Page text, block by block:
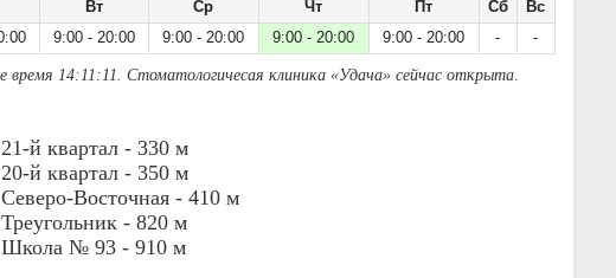
Вт Ср Чт Пт Сб
Вс
9:00 - 20:00 9:00 - 20:00 9:00 - 20:00 9:00 - 20:00 - -
время 14:11:11. Стоматологичесая клиника «Удача» сейчас открыта.
21-й квартал - 330 м
20-й квартал - 350 м
Северо-Восточная - 410 м
Треугольник - 820 м
Школа № 93 - 910 м